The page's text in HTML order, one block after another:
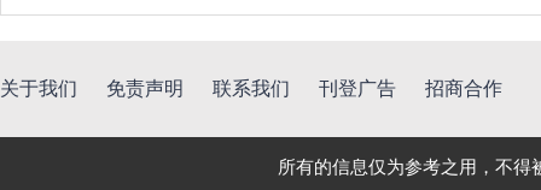
关于我们 免责声明 联系我们 刊登广告 招商合作
所有的信息仅为参考之用，不